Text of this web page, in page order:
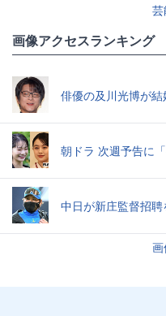
画像アクセスランキング
俳優の及川光博が結
朝ドラ 次週予告に「
中日が新庄監督招